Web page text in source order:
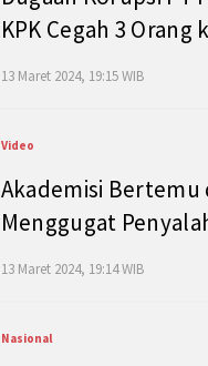
KPK Cegah 3 Orang
13 Maret 2024, 19:15 WIB
Video
Akademisi Bertemu
Menggugat
13 Maret 2024, 19:14 WIB
Nasional